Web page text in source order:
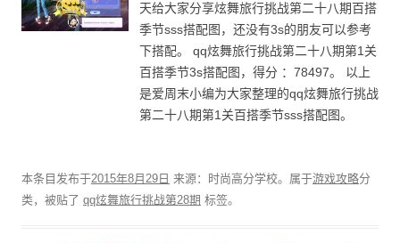
天给大家分享炫舞旅行挑战第二十八期百搭
季节sss搭配图，还没有3s的朋友可以参考
下搭配。 qq炫舞旅行挑战第二十八期第1关
百搭季节3s搭配图，得分 ：78497。 以上
是爱周末小编为大家整理的qq炫舞旅行挑战
第二十八期第1关百搭季节sss搭配图。
本条目发布于2015年8月29日 来源：时尚高分学校。属于游戏攻略分
类，被贴了 qq炫舞旅行挑战第28期 标签。